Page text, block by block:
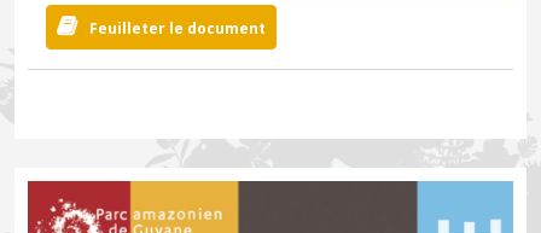
Feuilleter le document